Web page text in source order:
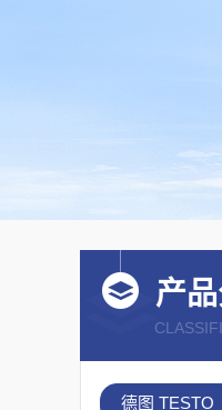
产
德图 TESTO